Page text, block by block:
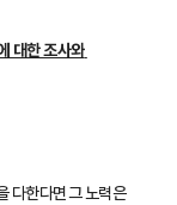
대한 조사와
다한다면 그 노력은